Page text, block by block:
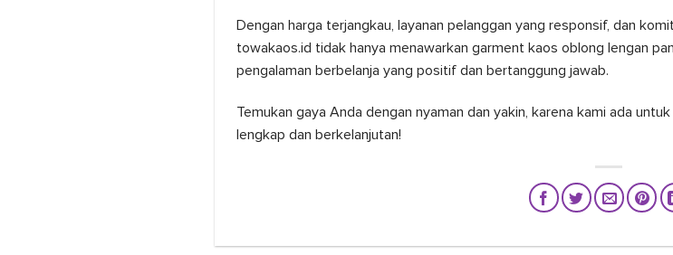
Dengan harga terjangkau, layanan pelanggan yang responsif, dan
towakaos.id tidak hanya menawarkan garment kaos oblong lengan
pengalaman berbelanja yang positif dan bertanggung jawab.
Temukan gaya Anda dengan nyaman dan yakin, karena kami ada
lengkap dan berkelanjutan!